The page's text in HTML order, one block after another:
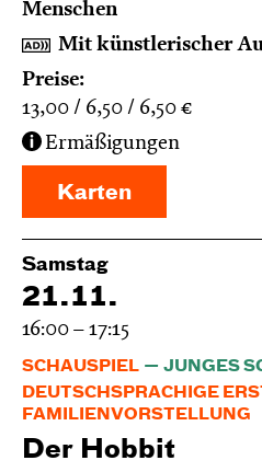
Menschen
Mit künstlerischer
Preise:
13,00
6,50 6,50 €
Ermäßigungen
Karten
Samstag
21.11.
16:00 – 17:15
SCHAUSPIEL
JUNGES
DEUTSCHSPRACHIGE
FAMILIENVORSTELLUNG
Der Hobbit